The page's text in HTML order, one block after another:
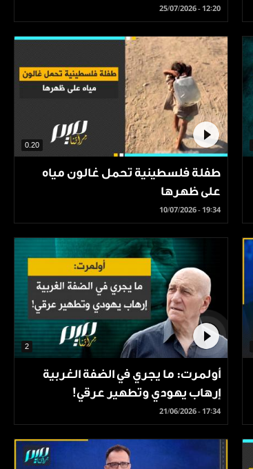
25/07/2026 - 12:20
0.20
طفلة فلسطينية تحمل غالون مياه
على ظهرها
10/07/2026 - 19:34
2
أولمرت: ما يجري في الضفة الغربية
إرهاب يهودي وتطهير عرقي!
21/06/2026 - 17:34